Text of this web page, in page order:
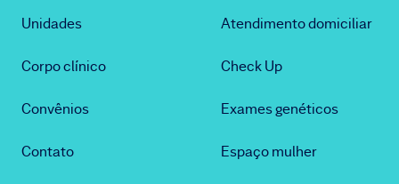
Unidades
Corpo clínico
Convênios
Contato
Atendimento domiciliar
Check Up
Exames genéticos
Espaço mulher